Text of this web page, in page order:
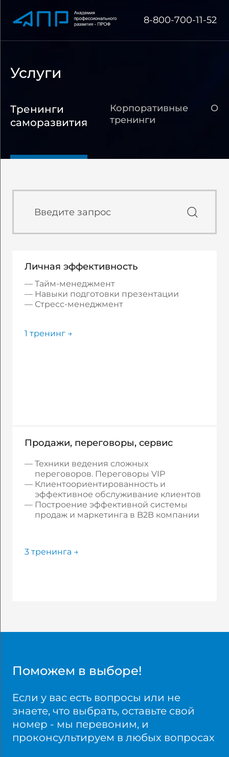
8-800-700-11-52
Услуги
Тренинги
саморазвития
Корпоративные
тренинги
Личная эффективность
Тайм-менеджмент
Навыки подготовки презентации
Стресс-менеджмент
1 тренинг →
Продажи, переговоры, сервис
Техники ведения сложных
переговоров. Переговоры VIP
Клиентоориентированность и
эффективное обслуживание клиентов
Построение эффективной системы
продаж и маркетинга в B2B компании
3 тренинга →
Поможем в выборе!
Если у вас есть вопросы или не
знаете, что выбрать, оставьте свой
номер - мы перевоним, и
проконсультируем в любых вопросах